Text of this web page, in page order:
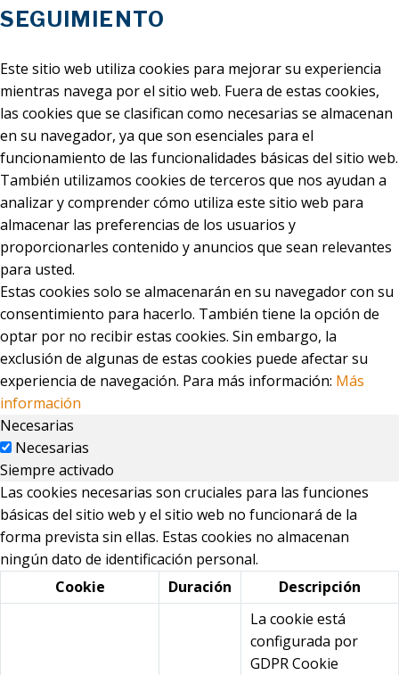
SEGUIMIENTO
Este sitio web utiliza cookies para mejorar su experiencia
mientras navega por el sitio web. Fuera de estas cookies,
las cookies que se clasifican como necesarias se almacenan
en su navegador, ya que son esenciales para el
funcionamiento de las funcionalidades básicas del sitio web.
También utilizamos cookies de terceros que nos ayudan a
analizar y comprender cómo utiliza este sitio web para
almacenar las preferencias de los usuarios y
proporcionarles contenido y anuncios que sean relevantes
para usted.
Estas cookies solo se almacenarán en su navegador con su
consentimiento para hacerlo. También tiene la opción de
optar por no recibir estas cookies. Sin embargo, la
exclusión de algunas de estas cookies puede afectar su
experiencia de navegación. Para más información: Más
información
Necesarias
Necesarias
Siempre activado
Las cookies necesarias son cruciales para las funciones
básicas del sitio web y el sitio web no funcionará de la
forma prevista sin ellas. Estas cookies no almacenan
ningún dato de identificación personal.
Cookie
Duración Descripción
La cookie está
configurada por
GDPR Cookie